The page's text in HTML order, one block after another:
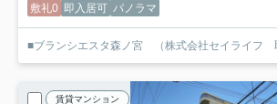
敷礼0 即入居可 パノラマ
■ブランシエスタ森ノ宮 （株式会社セイライフ
賃貸マンション